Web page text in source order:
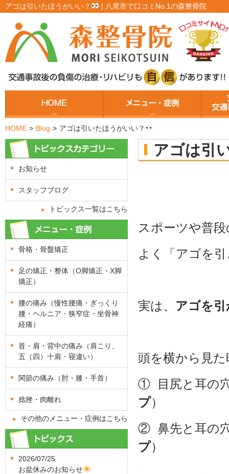
アゴは引いたほうがいい？ | 八尾市で口コミNo.1の森整骨院
HOME > Blog > アゴは引いたほうがいい？
アゴは引
スポーツや普
よく「アゴを
実は、 アゴを
頭を横から見
① 目尻と耳の
プ）
② 鼻先と耳の
プ）
お知らせ
スタッフブログ
トピックス一覧はこちら
骨格・骨盤矯正
足の矯正・整体（O脚矯正・X脚
矯正）
腰の痛み（慢性腰痛・ぎっくり
腰・ヘルニア・狭窄症・坐骨神
経痛）
首・肩・背中の痛み（肩こり、
五（四）十肩・寝違い）
関節の痛み（肘・膝・手首）
捻挫・肉離れ
その他のメニュー・症例はこちら
2026/07/25
お盆休みのお知らせ